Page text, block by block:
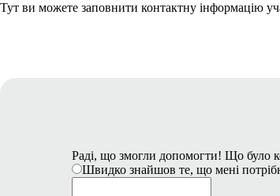
Тут ви можете заповнити контактну інформацію
Раді, що змогли допомогти! Що було
Швидко знайшов те, що мені